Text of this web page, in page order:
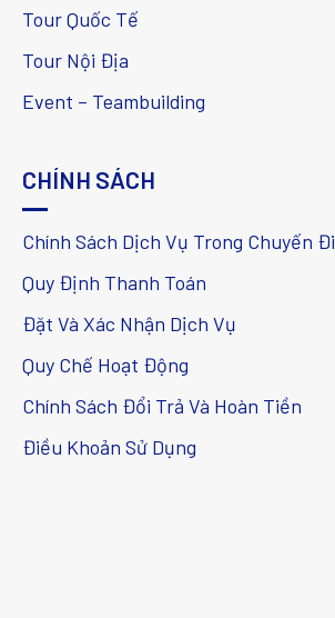
Tour Quốc Tế
Tour Nội Địa
Event – Teambuilding
CHÍNH SÁCH
Chính Sách Dịch Vụ Trong Chuyến Đi
Quy Định Thanh Toán
Đặt Và Xác Nhận Dịch Vụ
Quy Chế Hoạt Động
Chính Sách Đổi Trả Và Hoàn Tiền
Điều Khoản Sử Dụng